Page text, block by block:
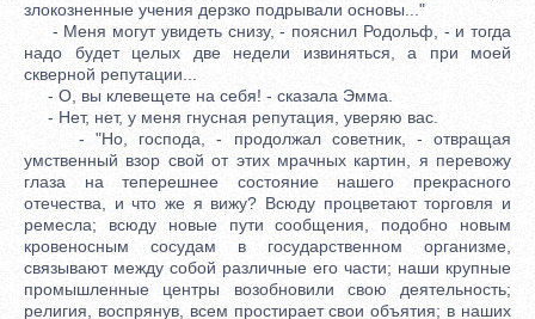
злокозненные учения дерзко подрывали основы..."
- Меня могут увидеть снизу, - пояснил Родольф, - и тогда
надо будет целых две недели извиняться, а при моей
скверной репутации...
- О, вы клевещете на себя! - сказала Эмма.
- Нет, нет, у меня гнусная репутация, уверяю вас.
- "Но, господа, - продолжал советник, - отвращая
умственный взор свой от этих мрачных картин, я перевожу
глаза на теперешнее состояние нашего прекрасного
отечества, и что же я вижу? Всюду процветают торговля и
ремесла; всюду новые пути сообщения, подобно новым
кровеносным сосудам в государственном организме,
связывают между собой различные его части; наши крупные
промышленные центры возобновили свою деятельность;
религия, воспрянув, всем простирает свои объятия; в наших